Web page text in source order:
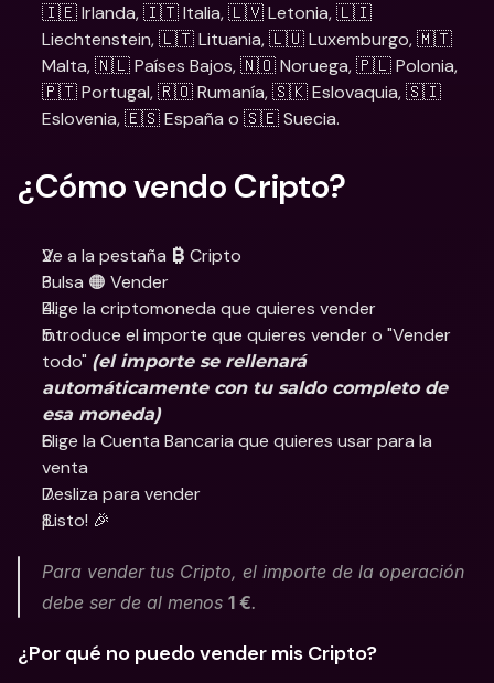
🇮🇪 Irlanda, 🇮🇹 Italia, 🇱🇻 Letonia, 🇱🇮
Liechtenstein, 🇱🇹 Lituania, 🇱🇺 Luxemburgo, 🇲🇹
Malta, 🇳🇱 Países Bajos, 🇳🇴 Noruega, 🇵🇱 Polonia,
🇵🇹 Portugal, 🇷🇴 Rumanía, 🇸🇰 Eslovaquia, 🇸🇮
Eslovenia, 🇪🇸 España o 🇸🇪 Suecia.
¿Cómo vendo Cripto?
Ve a la pestaña ₿ Cripto
Pulsa 🟠 Vender
Elige la criptomoneda que quieres vender
Introduce el importe que quieres vender o "Vender
todo" (el importe se rellenará
automáticamente con tu saldo completo de
esa moneda)
Elige la Cuenta Bancaria que quieres usar para la
venta
Desliza para vender
¡Listo! 🎉
Para vender tus Cripto, el importe de la operación
debe ser de al menos 1 €.
¿Por qué no puedo vender mis Cripto?